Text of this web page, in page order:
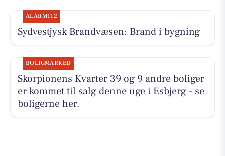
ALARM112
Sydvestjysk Brandvæsen: Brand i bygning
BOLIGMARKED
Skorpionens Kvarter 39 og 9 andre boliger
er kommet til salg denne uge i Esbjerg - se
boligerne her.